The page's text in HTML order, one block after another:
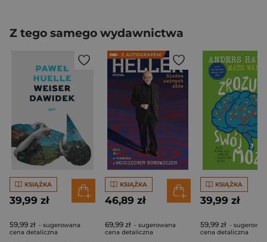
Z tego samego wydawnictwa
KSIĄŻKA
39,99 zł
59,99 zł - sugerowana
cena detaliczna
KSIĄŻKA
46,89 zł
69,99 zł - sugerowana
cena detaliczna
KSIĄŻKA
39,99 zł
59,99 zł -
cena detaliczna